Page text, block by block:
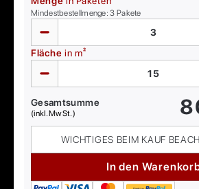
Mindestbestellmenge:3 Pakete
Fläche in m²
Gesamtsumme
(inkl. MwSt.)
WICHTIGES BEIM KAUF
In den